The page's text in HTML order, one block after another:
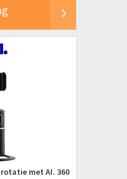
met AI. 360